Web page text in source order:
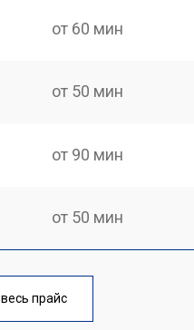
от 60 мин
от 50 мин
от 90 мин
от 50 мин
от 60 мин
прайс